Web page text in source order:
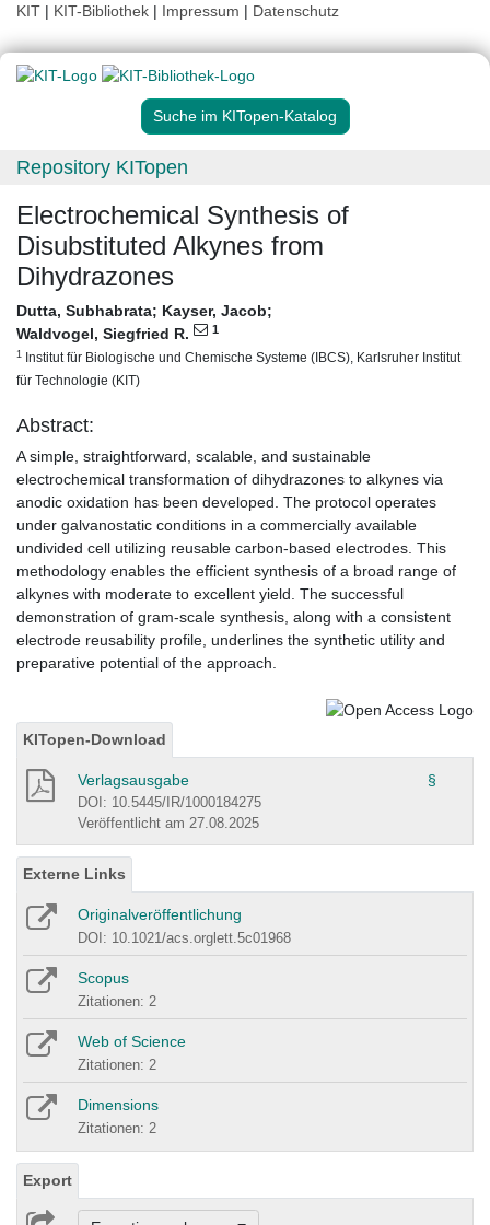
KIT | KIT-Bibliothek | Impressum | Datenschutz
Suche im KITopen-Katalog
Repository KITopen
Electrochemical Synthesis of
Disubstituted Alkynes from
Dihydrazones
Dutta, Subhabrata; Kayser, Jacob;
Waldvogel, Siegfried R.
1
1 Institut für Biologische und Chemische Systeme (IBCS), Karlsruher Institut
für Technologie (KIT)
Abstract:
A simple, straightforward, scalable, and sustainable
electrochemical transformation of dihydrazones to alkynes via
anodic oxidation has been developed. The protocol operates
under galvanostatic conditions in a commercially available
undivided cell utilizing reusable carbon-based electrodes. This
methodology enables the efficient synthesis of a broad range of
alkynes with moderate to excellent yield. The successful
demonstration of gram-scale synthesis, along with a consistent
electrode reusability profile, underlines the synthetic utility and
preparative potential of the approach.
KITopen-Download
Verlagsausgabe §
DOI: 10.5445/IR/1000184275
Veröffentlicht am 27.08.2025
Externe Links
Originalveröffentlichung
DOI: 10.1021/acs.orglett.5c01968
Scopus
Zitationen: 2
Web of Science
Zitationen: 2
Dimensions
Zitationen: 2
Export